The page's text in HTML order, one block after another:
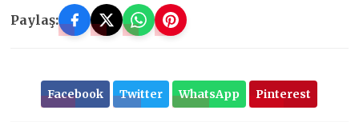
Paylaş:
Facebook Twitter WhatsApp Pinterest